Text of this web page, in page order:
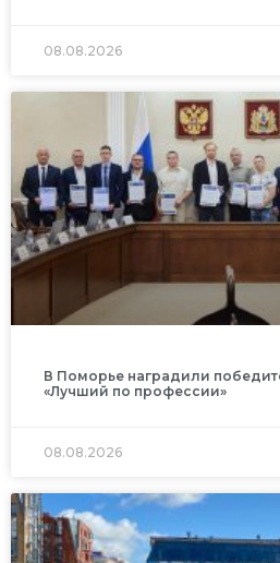
08.08.2026
В Поморье наградили
«Лучший по профессии»
08.08.2026